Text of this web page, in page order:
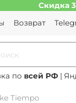
Скидка
Возврат
по всей РФ |
Tiempo